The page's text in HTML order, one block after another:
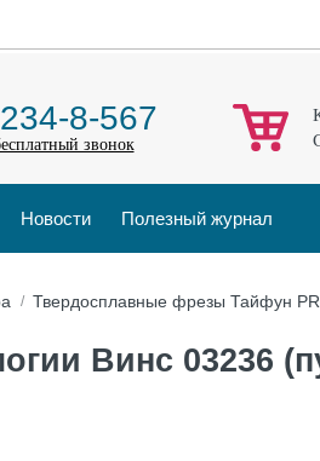
8-567
звонок
Новости Полезный журнал
Твердосплавные фрезы Тайфун
Винс 03236